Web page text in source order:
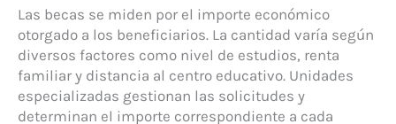
Las becas se miden por el importe económico
otorgado a los beneficiarios. La cantidad varía según
diversos factores como nivel de estudios, renta
familiar y distancia al centro educativo. Unidades
especializadas gestionan las solicitudes y
determinan el importe correspondiente a cada